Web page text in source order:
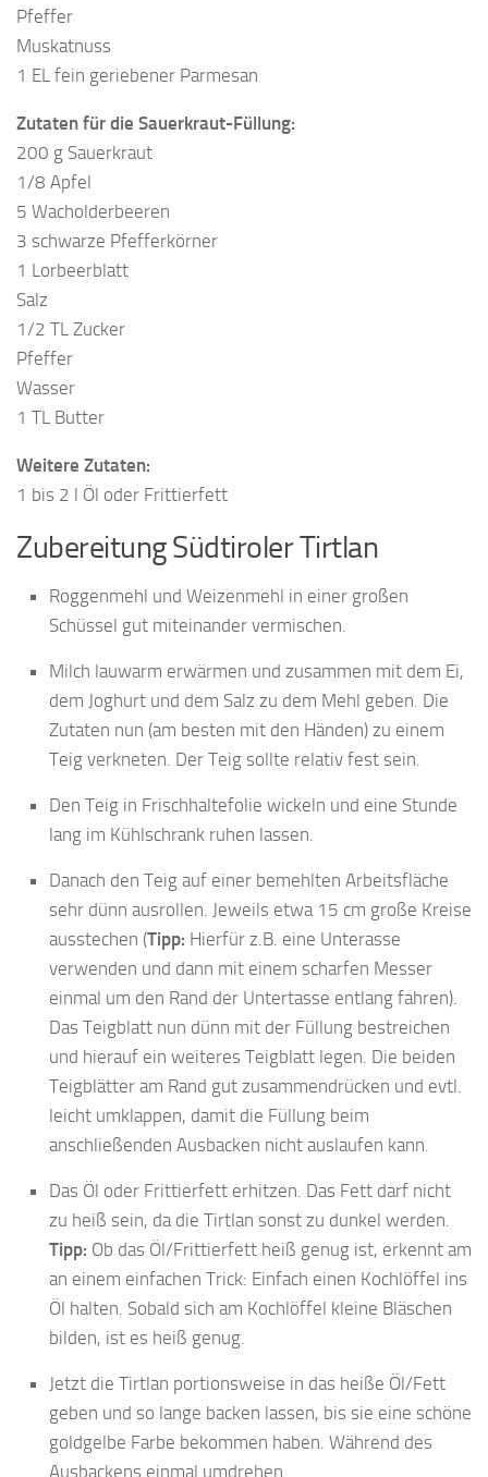
Pfeffer
Muskatnuss
1 EL fein geriebener Parmesan
Zutaten für die Sauerkraut-Füllung:
200 g Sauerkraut
1/8 Apfel
5 Wacholderbeeren
3 schwarze Pfefferkörner
1 Lorbeerblatt
Salz
1/2 TL Zucker
Pfeffer
Wasser
1 TL Butter
Weitere Zutaten:
1 bis 2 l Öl oder Frittierfett
Zubereitung Südtiroler Tirtlan
Roggenmehl und Weizenmehl in einer großen
Schüssel gut miteinander vermischen.
Milch lauwarm erwärmen und zusammen mit dem Ei,
dem Joghurt und dem Salz zu dem Mehl geben. Die
Zutaten nun (am besten mit den Händen) zu einem
Teig verkneten. Der Teig sollte relativ fest sein.
Den Teig in Frischhaltefolie wickeln und eine Stunde
lang im Kühlschrank ruhen lassen.
Danach den Teig auf einer bemehlten Arbeitsfläche
sehr dünn ausrollen. Jeweils etwa 15 cm große Kreise
ausstechen (Tipp: Hierfür z.B. eine Unterasse
verwenden und dann mit einem scharfen Messer
einmal um den Rand der Untertasse entlang fahren).
Das Teigblatt nun dünn mit der Füllung bestreichen
und hierauf ein weiteres Teigblatt legen. Die beiden
Teigblätter am Rand gut zusammendrücken und evtl.
leicht umklappen, damit die Füllung beim
anschließenden Ausbacken nicht auslaufen kann.
Das Öl oder Frittierfett erhitzen. Das Fett darf nicht
zu heiß sein, da die Tirtlan sonst zu dunkel werden.
Tipp: Ob das Öl/Frittierfett heiß genug ist, erkennt am
an einem einfachen Trick: Einfach einen Kochlöffel ins
Öl halten. Sobald sich am Kochlöffel kleine Bläschen
bilden, ist es heiß genug.
Jetzt die Tirtlan portionsweise in das heiße Öl/Fett
geben und so lange backen lassen, bis sie eine schöne
goldgelbe Farbe bekommen haben. Während des
Ausbackens einmal umdrehen.